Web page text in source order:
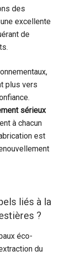
des
excellente
de
plus vers
sérieux
à chacun
est
liés à la
?
éco-
du